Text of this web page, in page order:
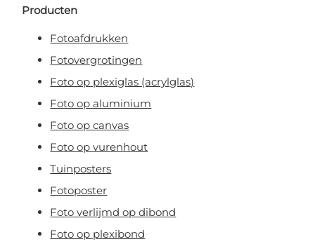
Producten
Fotoafdrukken
Fotovergrotingen
Foto op plexiglas (acrylglas)
Foto op aluminium
Foto op canvas
Foto op vurenhout
Tuinposters
Fotoposter
Foto verlijmd op dibond
Foto op plexibond